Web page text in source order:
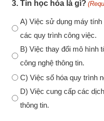
3. Tin học hóa là gì?
A) Việc sử dụng máy
các quy trình công việc.
B) Việc thay đổi mô hình
công nghệ thông tin.
C) Việc số hóa quy trình
D) Việc cung cấp các
thông tin.